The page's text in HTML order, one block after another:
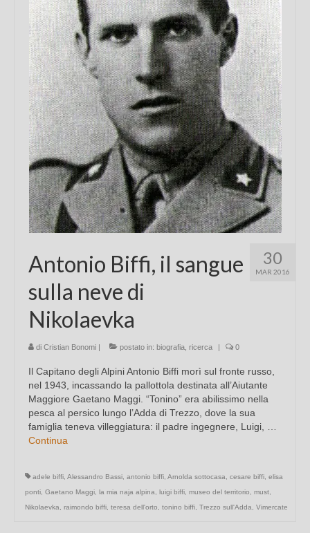
Chi sono
FAQ
Contatti
30
MAR 2016
Antonio Biffi, il sangue
sulla neve di
Nikolaevka
di Cristian Bonomi | postato in: biografia ricerca | 0
Il Capitano degli Alpini Antonio Biffi morì sul fronte russo,
nel 1943, incassando la pallottola destinata all’Aiutante
Maggiore Gaetano Maggi. “Tonino” era abilissimo nella
pesca al persico lungo l’Adda di Trezzo, dove la sua
famiglia teneva villeggiatura: il padre ingegnere, Luigi, …
Continua
adele biffi Alessandro Bassi antonio biffi Arnolda sottocasa cesare biffi elisa
ponti Gaetano Maggi la mia naja alpina luigi biffi museo del territorio must
Nikolaevka
raimondo biffi teresa dell'orto tonino biffi Trezzo sull'Adda Vimercate